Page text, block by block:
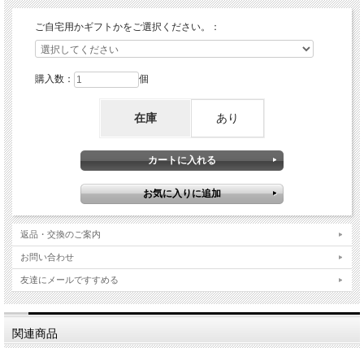
ご自宅用かギフトかをご選択ください。：
購入数： 個
在庫 あり
返品・交換のご案内
お問い合わせ
友達にメールですすめる
関連商品